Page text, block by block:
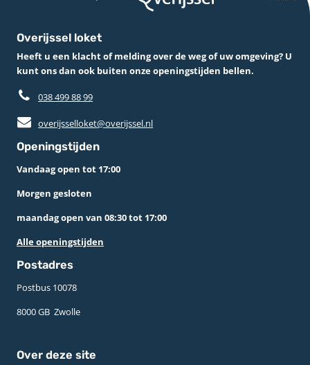
Overijssel loket
Heeft u een klacht of melding over de weg of uw omgeving? U
kunt ons dan ook buiten onze openingstijden bellen.
038 499 88 99
overijsselloket@overijssel.nl
Openingstijden
Vandaag open tot 17:00
Morgen gesloten
maandag open van 08:30 tot 17:00
Alle openingstijden
Postadres
Postbus 10078 ­
8000 GB ­ Zwolle
Over deze site